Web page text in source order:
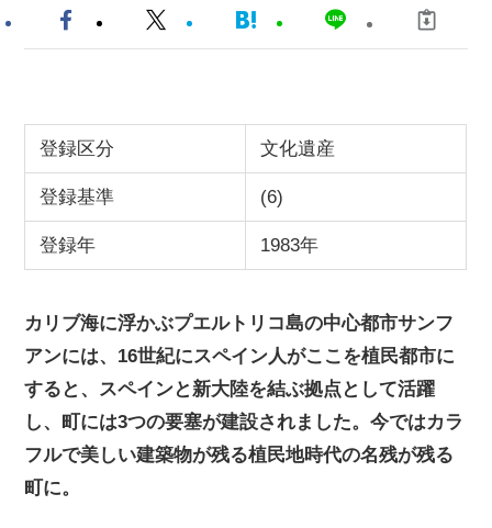
登録区分 文化遺産
登録基準 (6)
登録年 1983年
カリブ海に浮かぶプエルトリコ島の中心都市サンフ
アンには、16世紀にスペイン人がここを植民都市に
すると、スペインと新大陸を結ぶ拠点として活躍
し、町には3つの要塞が建設されました。今ではカラ
フルで美しい建築物が残る植民地時代の名残が残る
町に。